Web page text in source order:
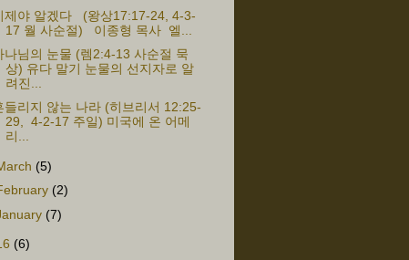
제야 알겠다 (왕상17:17-24, 4-3-
17 월 사순절) 이종형 목사 엘...
나님의 눈물 (렘2:4-13 사순절 묵
상) 유다 말기 눈물의 선지자로 알
려진...
들리지 않는 나라 (히브리서 12:25-
29, 4-2-17 주일) 미국에 온 어메
리...
(5)
(2)
(7)
(6)